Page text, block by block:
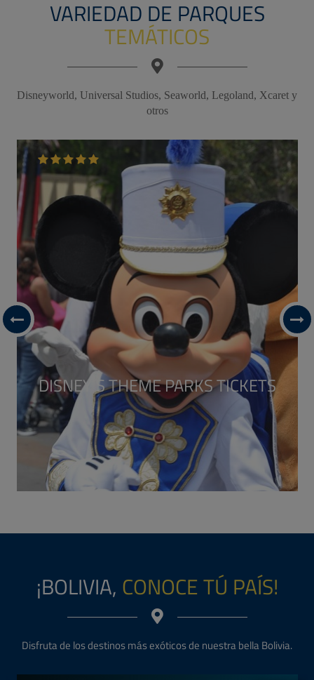
SUDAMERICA!
Disfruta de los diferentes paquetes disponibles.
2X1 GRAMADO
5/D 4/N
Salida Sep, Oct, Nov
Incluye: Hotel, Traslados.
+ INFO